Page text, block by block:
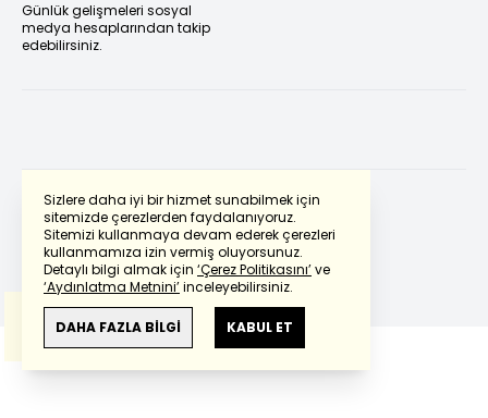
Sizlere daha iyi bir hizmet sunabilmek için
sitemizde çerezlerden faydalanıyoruz.
Sitemizi kullanmaya devam ederek çerezleri
kullanmamıza izin vermiş oluyorsunuz.
Detaylı bilgi almak için ‘Çerez Politikasını’ve
‘Aydınlatma Metnini’inceleyebilirsiniz.
DAHA FAZLA BİLGİ KABUL ET
Günlük gelişmeleri sosyal
medya hesaplarından takip
edebilirsiniz.
Powered by Translate
Bu çevirideGoogle Transletekullanılmıştır.
Anlam ve çeviri hatalarından
haberturk.com
sorumlu değildir.